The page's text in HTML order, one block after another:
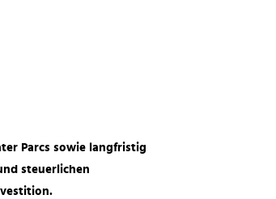
Parcs sowie langfristig
steuerlichen